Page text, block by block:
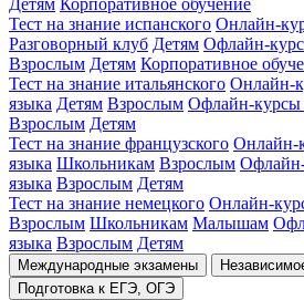
Детям Корпоративное обучение
Тест на знание испанского Онлайн-
Разговорный клуб Детям Офлайн-
Взрослым Детям Корпоративное
Тест на знание итальянского Онлайн-
языка Детям Взрослым Офлайн-курсы
Взрослым Детям
Тест на знание французского Онлайн-
языка Школьникам Взрослым
языка Взрослым Детям
Тест на знание немецкого Онлайн-
Взрослым Школьникам Малышам
языка Взрослым Детям
Международные экзамены
Подготовка к ЕГЭ, ОГЭ